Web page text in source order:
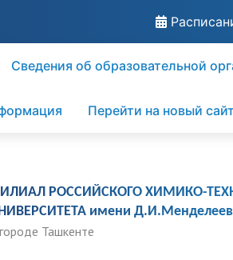
Сведения об образовательной
Перейти на новый сайт
РОССИЙСКОГО ХИМИКО-
имени
Ташкенте